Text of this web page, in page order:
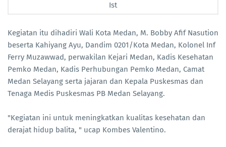
Ist
Kegiatan itu dihadiri Wali Kota Medan, M. Bobby Afif Nasution
beserta Kahiyang Ayu, Dandim 0201/Kota Medan, Kolonel Inf
Ferry Muzawwad, perwakilan Kejari Medan, Kadis Kesehatan
Pemko Medan, Kadis Perhubungan Pemko Medan, Camat
Medan Selayang serta jajaran dan Kepala Puskesmas dan
Tenaga Medis Puskesmas PB Medan Selayang.
"Kegiatan ini untuk meningkatkan kualitas kesehatan dan
derajat hidup balita, " ucap Kombes Valentino.